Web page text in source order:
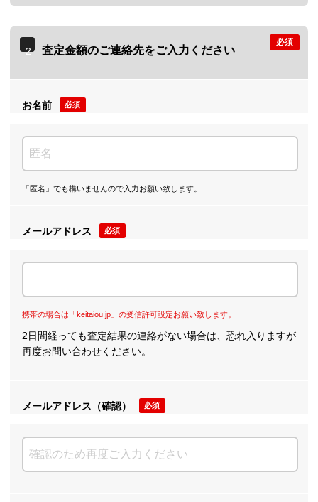
2 査定金額のご連絡先をご入力ください
必須
お名前 必須
「匿名」でも構いませんので入力お願い致します。
メールアドレス 必須
携帯の場合は「keitaiou.jp」の受信許可設定お願い致します。
2日間経っても査定結果の連絡がない場合は、恐れ入りますが
再度お問い合わせください。
メールアドレス（確認） 必須